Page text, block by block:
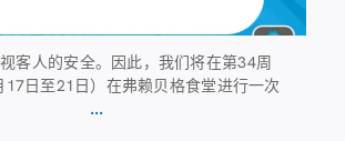
客人的安全。因此，我们将在第34周
17日至21日）在弗赖贝格食堂进行一次
...